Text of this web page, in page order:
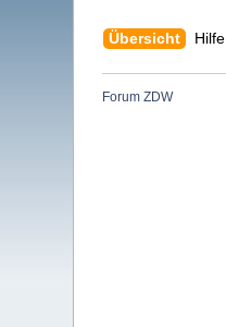
Übersicht Hilfe
Forum ZDW